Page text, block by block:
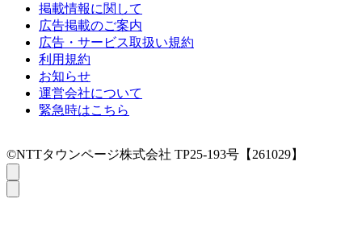
掲載情報に関して
広告掲載のご案内
広告・サービス取扱い規約
利用規約
お知らせ
運営会社について
緊急時はこちら
©NTTタウンページ株式会社 TP25-193号【261029】